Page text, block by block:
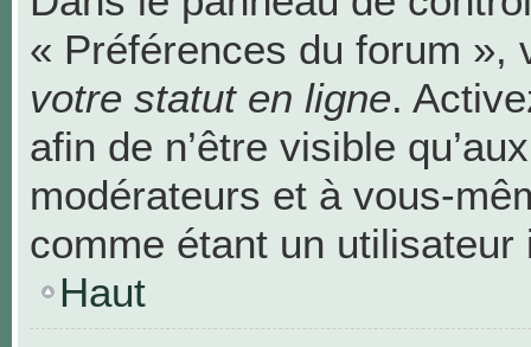
« Préférences du forum »,
votre statut en ligne.
afin de n’être visible
modérateurs et à vous-
comme étant un utilisateur
Haut